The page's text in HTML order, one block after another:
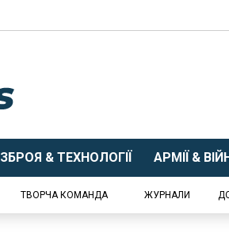
ЗБРОЯ & ТЕХНОЛОГІЇ АРМІЇ &
ТВОРЧА КОМАНДА ЖУРНАЛИ